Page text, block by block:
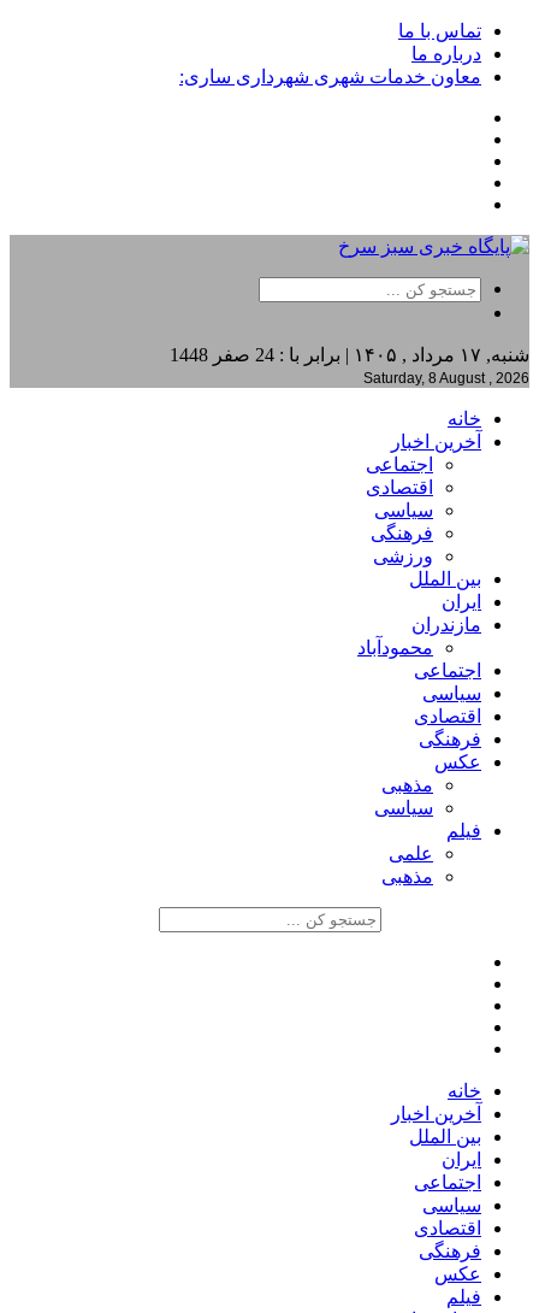
تماس با ما
درباره ما
معاون خدمات شهری شهرداری ساری:
شنبه, ۱۷ مرداد , ۱۴۰۵ | برابر با : 24 صفر 1448
Saturday, 8 August , 2026
خانه
آخرین اخبار
اجتماعی
اقتصادی
سیاسی
فرهنگی
ورزشی
بین الملل
ایران
مازندران
محمودآباد
اجتماعی
سیاسی
اقتصادی
فرهنگی
عکس
مذهبی
سیاسی
فیلم
علمی
مذهبی
خانه
آخرین اخبار
بین الملل
ایران
اجتماعی
سیاسی
اقتصادی
فرهنگی
عکس
فیلم